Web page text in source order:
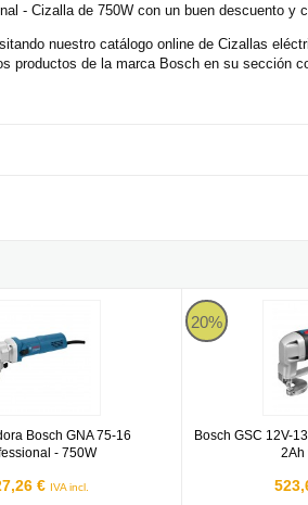
- Cizalla de 750W con un buen descuento y
nuestro catálogo online de Cizallas
productos de la marca Bosch en su sección
Bosch GNA 75-16
- 750W
€ IVA incl.
GNA 75-16 Professional - 750W
20%
Bosch GSC 12V-
2Ah
Bosch GSC